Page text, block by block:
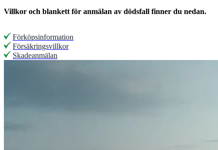
Villkor och blankett för anmälan av dödsfall finner du nedan.
Förköpsinformation
Försäkringsvillkor
Skadeanmälan